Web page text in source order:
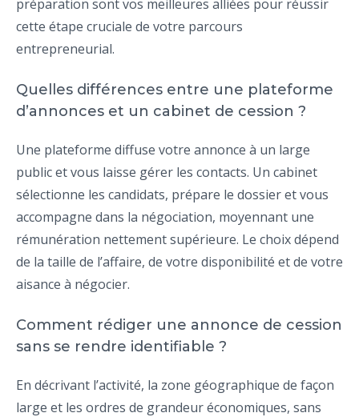
préparation sont vos meilleures alliées pour réussir
cette étape cruciale de votre parcours
entrepreneurial.
Quelles différences entre une plateforme
d’annonces et un cabinet de cession ?
Une plateforme diffuse votre annonce à un large
public et vous laisse gérer les contacts. Un cabinet
sélectionne les candidats, prépare le dossier et vous
accompagne dans la négociation, moyennant une
rémunération nettement supérieure. Le choix dépend
de la taille de l’affaire, de votre disponibilité et de votre
aisance à négocier.
Comment rédiger une annonce de cession
sans se rendre identifiable ?
En décrivant l’activité, la zone géographique de façon
large et les ordres de grandeur économiques, sans